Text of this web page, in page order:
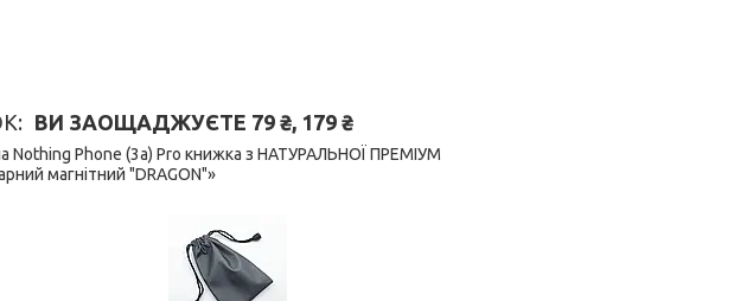
ВИ ЗАОЩАДЖУЄТЕ 79 ₴, 179 ₴
Nothing Phone (3a) Pro книжка з НАТУРАЛЬНОЇ ПРЕМІУМ
магнітний "DRAGON"»